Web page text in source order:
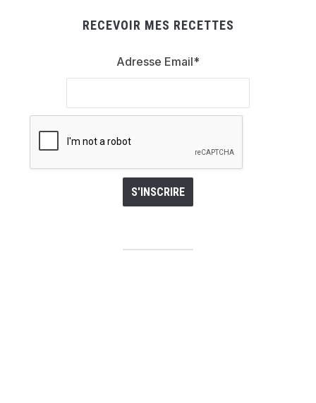
RECEVOIR MES RECETTES
Adresse Email*